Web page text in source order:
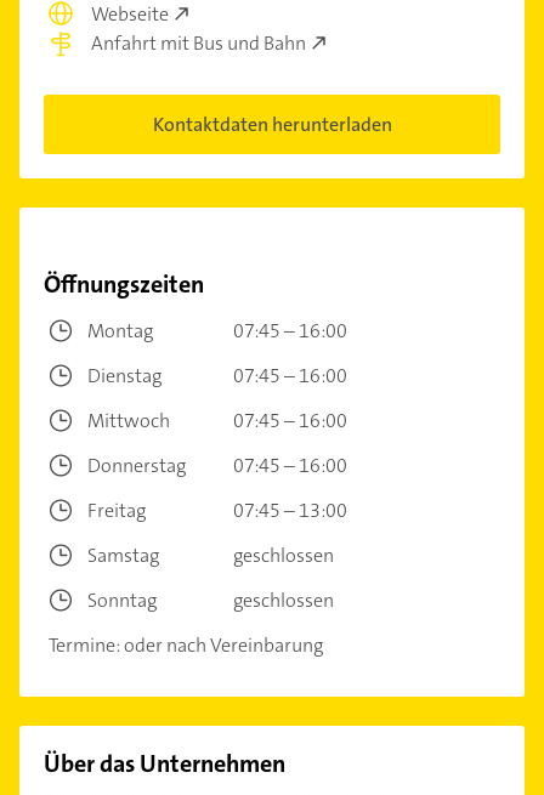
Webseite
Anfahrt mit Bus und Bahn
Kontaktdaten herunterladen
Öffnungszeiten
Montag
07:45 – 16:00
Dienstag
07:45 – 16:00
Mittwoch
07:45 – 16:00
Donnerstag
07:45 – 16:00
Freitag
07:45 – 13:00
Samstag
geschlossen
Sonntag
geschlossen
Termine: oder nach Vereinbarung
Über das Unternehmen